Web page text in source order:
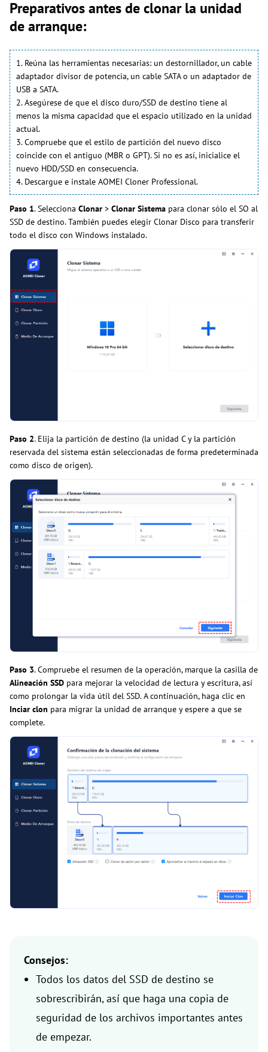
Preparativos antes de clonar la unidad
de arranque:
1. Reúna las herramientas necesarias: un destornillador, un cable
adaptador divisor de potencia, un cable SATA o un adaptador de
USB a SATA.
2. Asegúrese de que el disco duro/SSD de destino tiene al
menos la misma capacidad que el espacio utilizado en la unidad
actual.
3. Compruebe que el estilo de partición del nuevo disco
coincide con el antiguo (MBR o GPT). Si no es así, inicialice el
nuevo HDD/SSD en consecuencia.
4. Descargue e instale AOMEI Cloner Professional.
Paso 1. Selecciona Clonar > Clonar Sistema para clonar sólo el SO al
SSD de destino. También puedes elegir Clonar Disco para transferir
todo el disco con Windows instalado.
Paso 2. Elija la partición de destino (la unidad C y la partición
reservada del sistema están seleccionadas de forma predeterminada
como disco de origen).
Paso 3. Compruebe el resumen de la operación, marque la casilla de
Alineación SSD para mejorar la velocidad de lectura y escritura, así
como prolongar la vida útil del SSD. A continuación, haga clic en
Inciar clon para migrar la unidad de arranque y espere a que se
complete.
Consejos:
Todos los datos del SSD de destino se
sobrescribirán, así que haga una copia de
seguridad de los archivos importantes antes
de empezar.